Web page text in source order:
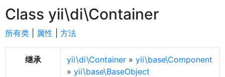
Class yii\di\Container
所有类 属性 方法
继承 yii\di\Container » yii\base\Component
» yii\base\BaseObject